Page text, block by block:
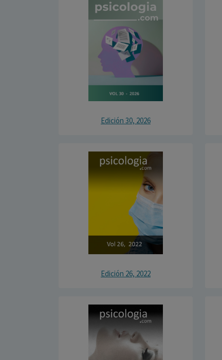
Edición 30, 2026
Edición 26, 2022